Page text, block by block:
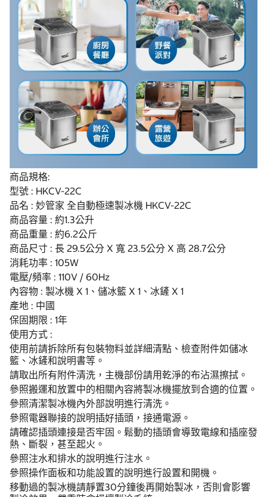
商品規格:
型號 : HKCV-22C
品名 : 妙管家 全自動極速製冰機 HKCV-22C
商品容量 : 約1.3公升
商品重量 : 約6.2公斤
商品尺寸 : 長 29.5公分 X 寬 23.5公分 X 高 28.7公分
消耗功率 : 105W
電壓/頻率 : 110V / 60Hz
內容物 : 製冰機 X 1、儲冰籃 X 1、冰鏟 X 1
產地 : 中國
保固期限 : 1年
使用方式 :
使用前請拆除所有包裝物料並詳細清點、檢查附件如儲冰
籃、冰鏟和說明書等。
請取出所有附件清洗，主機部份請用乾淨的布沾濕擦拭。
參照搬運和放置中的相關內容將製冰機擺放到合適的位置。
參照清潔製冰機內外部說明進行清洗。
參照電器聯接的說明插好插頭，接通電源。
請確認插頭連接是否牢固。鬆動的插頭會導致電線和插座發
熱、斷裂，甚至起火。
參照注水和排水的說明進行注水。
參照操作面板和功能設置的說明進行設置和開機。
移動過的製冰機請靜置30分鐘後再開始製冰，否則會影響